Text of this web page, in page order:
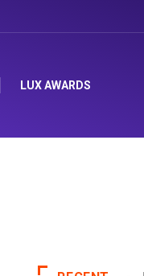
LUX AWARDS